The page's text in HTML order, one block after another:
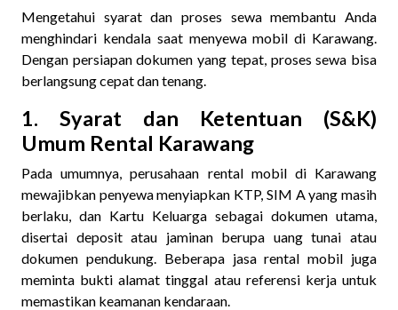
Mengetahui syarat dan proses sewa membantu Anda
menghindari kendala saat menyewa mobil di Karawang.
Dengan persiapan dokumen yang tepat, proses sewa bisa
berlangsung cepat dan tenang.
1. Syarat dan Ketentuan (S&K)
Umum Rental Karawang
Pada umumnya, perusahaan rental mobil di Karawang
mewajibkan penyewa menyiapkan KTP, SIM A yang masih
berlaku, dan Kartu Keluarga sebagai dokumen utama,
disertai deposit atau jaminan berupa uang tunai atau
dokumen pendukung. Beberapa jasa rental mobil juga
meminta bukti alamat tinggal atau referensi kerja untuk
memastikan keamanan kendaraan.